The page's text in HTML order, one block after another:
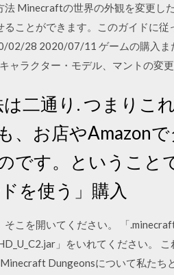
Minecraftの世界の外観を変更し
ことができます。このガイドに
28 2020/07/11 ゲームの購入ま
ャラクター・モデル、マントの変
二通り. つまりこ
、お店やAmazon
です。ということ
を使う」購入
こを開いてください。 「
」をいれてください。
Dungeonsについて私たち